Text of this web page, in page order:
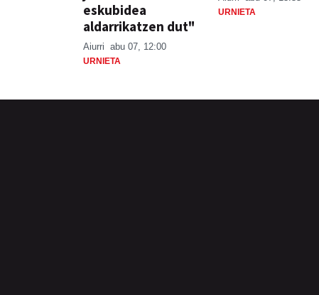
eskubidea
aldarrikatzen dut"
Aiurri abu 07, 12:00
URNIETA
URNIETA